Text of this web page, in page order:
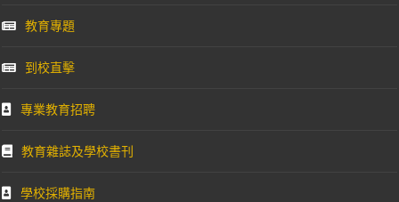
教育專題
到校直擊
專業教育招聘
教育雜誌及學校書刊
學校採購指南